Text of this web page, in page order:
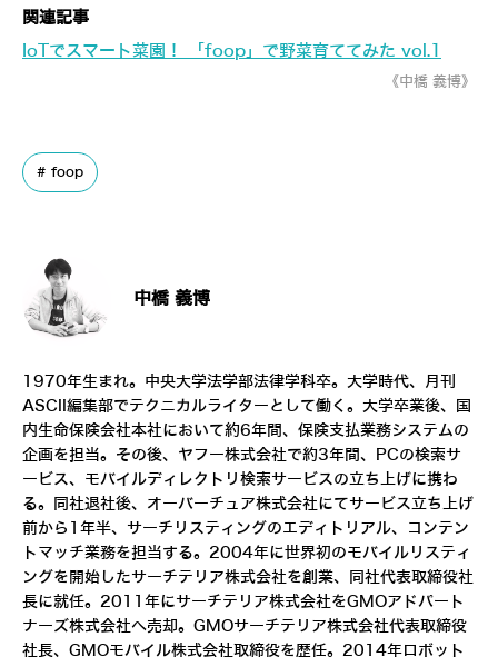
関連記事
IoTでスマート菜園！ 「foop」で野菜育ててみた vol.1
《中橋 義博》
foop
中橋 義博
1970年生まれ。中央大学法学部法律学科卒。大学時代、月刊
ASCII編集部でテクニカルライターとして働く。大学卒業後、国
内生命保険会社本社において約6年間、保険支払業務システムの
企画を担当。その後、ヤフー株式会社で約3年間、PCの検索サ
ービス、モバイルディレクトリ検索サービスの立ち上げに携わ
る。同社退社後、オーバーチュア株式会社にてサービス立ち上げ
前から1年半、サーチリスティングのエディトリアル、コンテン
トマッチ業務を担当する。2004年に世界初のモバイルリスティ
ングを開始したサーチテリア株式会社を創業、同社代表取締役社
長に就任。2011年にサーチテリア株式会社をGMOアドパート
ナーズ株式会社へ売却。GMOサーチテリア株式会社代表取締役
社長、GMOモバイル株式会社取締役を歴任。2014年ロボット